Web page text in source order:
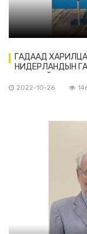
ГАДААД
НИДЕРЛАНДЫН
2022-10-26